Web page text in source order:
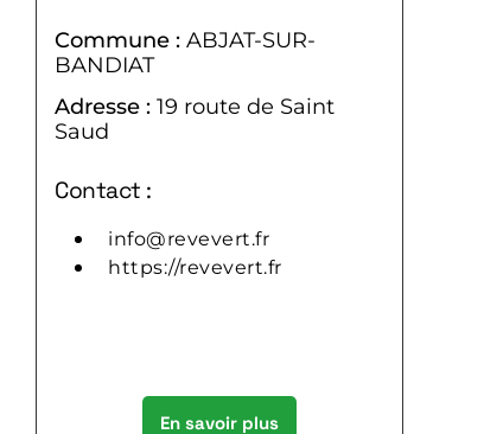
Commune : ABJAT-SUR-
BANDIAT
Adresse : 19 route de Saint
Saud
Contact :
info@revevert.fr
https://revevert.fr
En savoir plus